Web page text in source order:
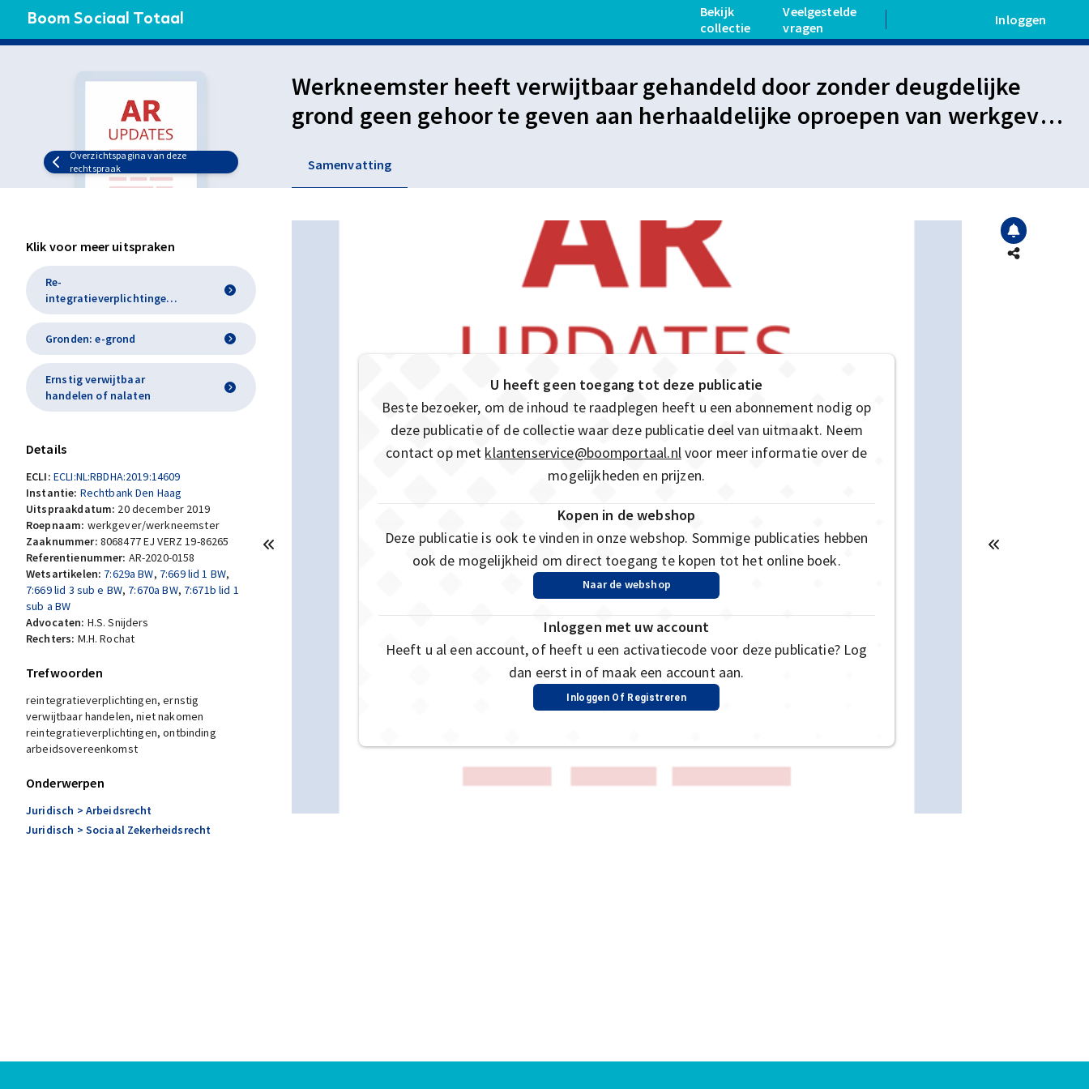
Boom Sociaal Totaal
Bekijk
collectie
Veelgestelde
vragen
Inloggen
Overzichtspagina van deze
rechtspraak
Werkneemster heeft verwijtbaar gehandeld door zonder deugdelijke
grond geen gehoor te geven aan herhaaldelijke oproepen van werkgever
Samenvatting
Klik voor meer uitspraken
Re-
integratieverplichtingen
(7:658a, 7:660a, 7:611 BW)
Gronden: e-grond
Ernstig verwijtbaar
handelen of nalaten
Details
ECLI: ECLI:NL:RBDHA:2019:14609
Instantie: Rechtbank Den Haag
Uitspraakdatum: 20 december 2019
Roepnaam: werkgever/werkneemster
Zaaknummer: 8068477 EJ VERZ 19-86265
Referentienummer: AR-2020-0158
Wetsartikelen: 7:629a BW, 7:669 lid 1 BW,
7:669 lid 3 sub e BW, 7:670a BW, 7:671b lid 1
sub a BW
Advocaten: H.S. Snijders
Rechters: M.H. Rochat
Trefwoorden
reintegratieverplichtingen, ernstig
verwijtbaar handelen, niet nakomen
reintegratieverplichtingen, ontbinding
arbeidsovereenkomst
Onderwerpen
Juridisch > Arbeidsrecht
Juridisch > Sociaal Zekerheidsrecht
U heeft geen toegang tot deze publicatie
Beste bezoeker, om de inhoud te raadplegen heeft u een abonnement nodig op
deze publicatie of de collectie waar deze publicatie deel van uitmaakt. Neem
contact op met klantenservice@boomportaal.nlvoor meer informatie over de
mogelijkheden en prijzen.
Kopen in de webshop
Deze publicatie is ook te vinden in onze webshop. Sommige publicaties hebben
ook de mogelijkheid om direct toegang te kopen tot het online boek.
Naar de webshop
Inloggen met uw account
Heeft u al een account, of heeft u een activatiecode voor deze publicatie? Log
dan eerst in of maak een account aan.
Inloggen Of Registreren